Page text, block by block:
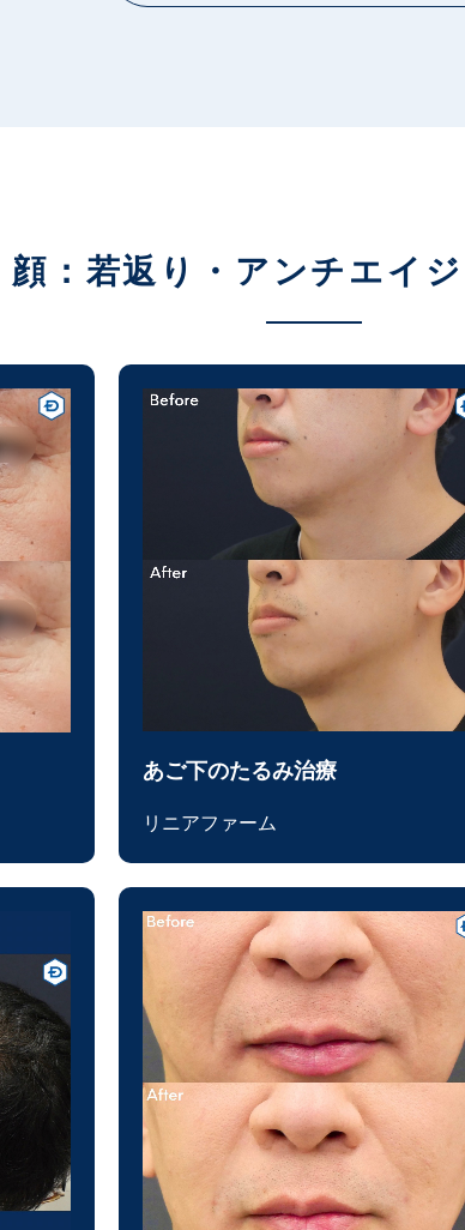
顔：若返り・アンチエイ
あご下のたるみ治療
リニアファーム